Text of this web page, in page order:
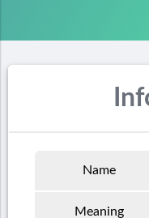
Name
Meaning